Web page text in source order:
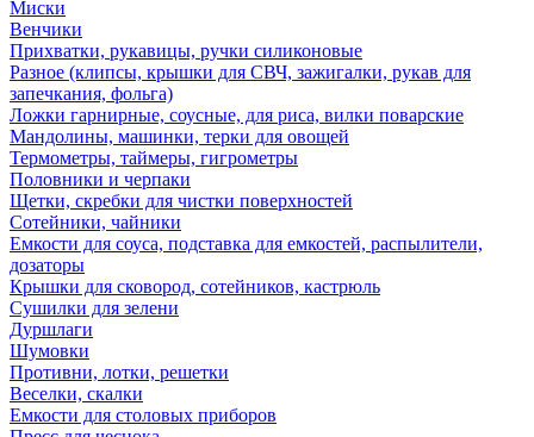
Миски
Венчики
Прихватки, рукавицы, ручки силиконовые
Разное (клипсы, крышки для СВЧ, зажигалки, рукав для
запечкания, фольга)
Ложки гарнирные, соусные, для риса, вилки поварские
Мандолины, машинки, терки для овощей
Термометры, таймеры, гигрометры
Половники и черпаки
Щетки, скребки для чистки поверхностей
Сотейники, чайники
Емкости для соуса, подставка для емкостей, распылители,
дозаторы
Крышки для сковород, сотейников, кастрюль
Сушилки для зелени
Дуршлаги
Шумовки
Противни, лотки, решетки
Веселки, скалки
Емкости для столовых приборов